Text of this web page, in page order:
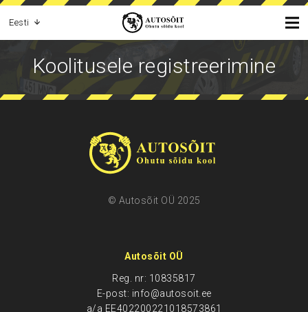
Eesti
Koolitusele registreerimine
© Autosõit OÜ 2025
Autosõit OÜ
Reg. nr: 10835817
E-post: info@autosoit.ee
a/a EE402200221018573861